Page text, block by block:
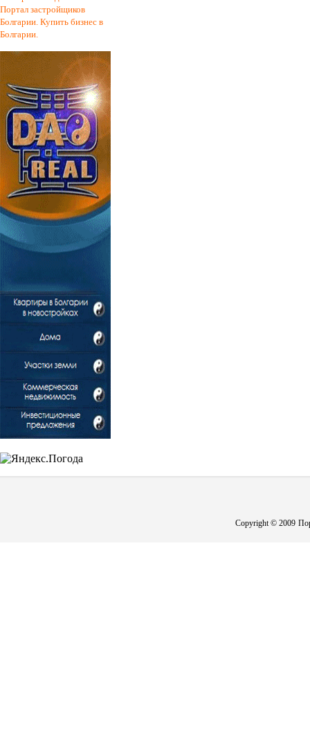
Портал застройщиков
Болгарии. Купить бизнес в
Болгарии.
Copyright © 2009